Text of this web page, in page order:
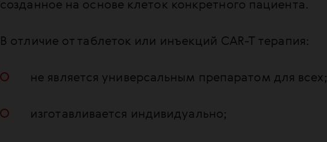
созданное на основе клеток конкретного пациента.
В отличие от таблеток или инъекций CAR-T терапия:
не является универсальным препаратом для всех;
изготавливается индивидуально;